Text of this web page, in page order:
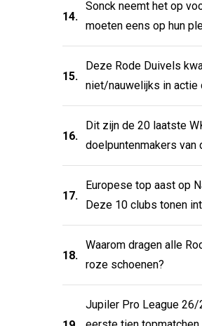
14.
Sonck neemt het op
moeten eens op hun
15.
Deze Rode Duivels
niet/nauwelijks in actie
16.
Dit zijn de 20 laatste
doelpuntenmakers van
17.
Europese top aast op
Deze 10 clubs
18.
Waarom dragen alle
roze schoenen?
Jupiler Pro League 26/